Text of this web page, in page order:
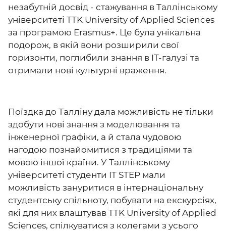
незабутній досвід - стажування в Таллінському
університеті TTK University of Applied Sciences
за програмою Erasmus+. Це була унікальна
подорож, в якій вони розширили свої
горизонти, поглибили знання в IT-галузі та
отримали нові культурні враження.
Поїздка до Талліну дала можливість не тільки
здобути нові знання з моделювання та
інженерної графіки, а й стала чудовою
нагодою познайомитися з традиціями та
мовою іншої країни. У Таллінському
університеті студенти IT STEP мали
можливість зануритися в інтернаціональну
студентську спільноту, побувати на екскурсіях,
які для них влаштував TTK University of Applied
Sciences, спілкуватися з колегами з усього